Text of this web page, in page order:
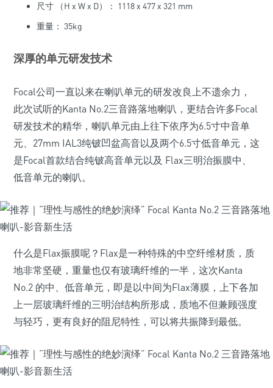
尺寸 （H x W x D）： 1118 x 477 x 321 mm
重量： 35kg
深厚的单元研发技术
Focal公司一直以来在喇叭单元的研发改良上不遗余力，
此次试听的Kanta No.2三音路落地喇叭，更结合许多Focal
研发技术的精华，喇叭单元由上往下依序为6.5寸中音单
元、27mm IAL3纯铍凹盆高音以及两个6.5寸低音单元，这
是Focal首款结合纯铍高音单元以及 Flax三明治振膜中、
低音单元的喇叭。
什么是Flax振膜呢？Flax是一种特殊的中空纤维材质，质
地非常坚硬，重量也仅有玻璃纤维的一半，这次Kanta
No.2 的中、低音单元，即是以中间为Flax薄膜，上下各加
上一层玻璃纤维的三明治结构所形成，质地不但兼顾强度
与轻巧，更有良好的阻尼特性，可以将共振降到最低。